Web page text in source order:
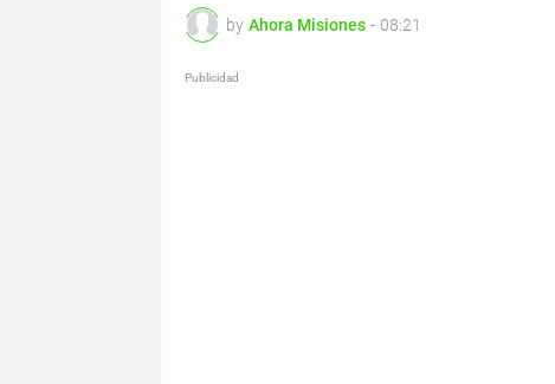
by Ahora Misiones - 08:21
Publicidad